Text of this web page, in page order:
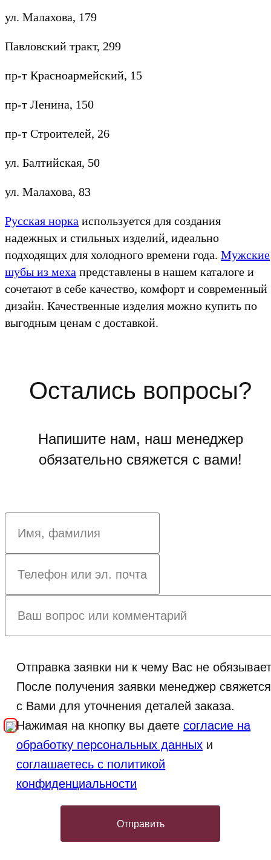
ул. Малахова, 179
Павловский тракт, 299
пр-т Красноармейский, 15
пр-т Ленина, 150
пр-т Строителей, 26
ул. Балтийская, 50
ул. Малахова, 83
Русская норка используется для создания
надежных и стильных изделий, идеально
подходящих для холодного времени года. Мужские
шубы из меха представлены в нашем каталоге и
сочетают в себе качество, комфорт и современный
дизайн. Качественные изделия можно купить по
выгодным ценам с доставкой.
Остались вопросы?
Напишите нам, наш менеджер
обязательно свяжется с вами!
Отправка заявки ни к чему Вас не
После получения заявки менеджер свяжется
с Вами для уточнения деталей заказа.
Нажимая на кнопку вы даетесогласие на
обработку персональных данных и
соглашаетесь с политикой
конфиденциальности
Отправить